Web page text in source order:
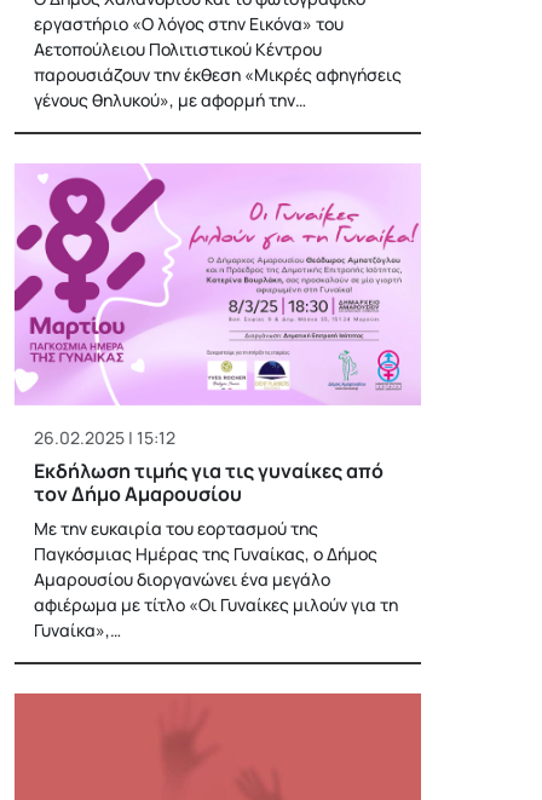
εργαστήριο «Ο λόγος στην Εικόνα» του
Αετοπούλειου Πολιτιστικού Κέντρου
παρουσιάζουν την έκθεση «Μικρές αφηγήσεις
γένους θηλυκού», με αφορμή την…
26.02.2025 | 15:12
Εκδήλωση τιμής για τις γυναίκες από
τον Δήμο Αμαρουσίου
Με την ευκαιρία του εορτασμού της
Παγκόσμιας Ημέρας της Γυναίκας, ο Δήμος
Αμαρουσίου διοργανώνει ένα μεγάλο
αφιέρωμα με τίτλο «Οι Γυναίκες μιλούν για τη
Γυναίκα»,…